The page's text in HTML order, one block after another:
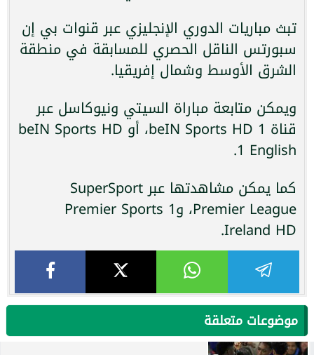
تبث مباريات الدوري الإنجليزي عبر قنوات بي إن
سبورتس الناقل الحصري للمسابقة في منطقة
الشرق الأوسط وشمال إفريقيا.
ويمكن متابعة مباراة السيتي ونيوكاسل عبر
قناة beIN Sports HD 1، أو beIN Sports HD
1 English.
كما يمكن مشاهدتها عبر SuperSport
Premier League، وPremier Sports 1
Ireland HD.
موضوعات متعلقة